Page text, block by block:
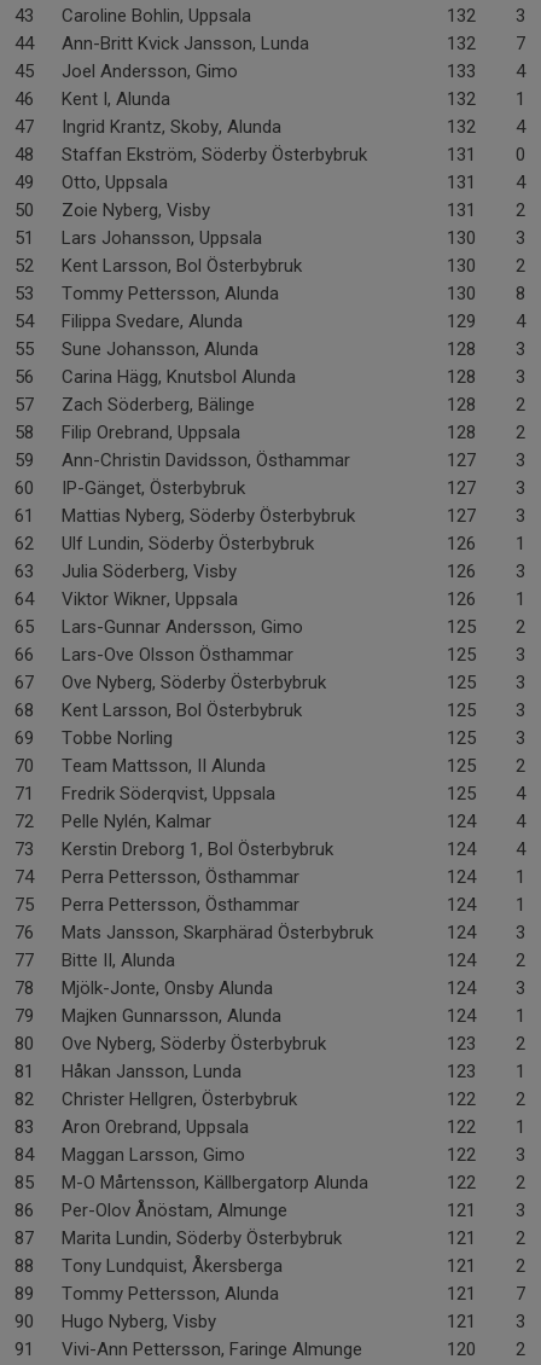
43
Caroline Bohlin, Uppsala 132
3-2
44
Ann-Britt Kvick Jansson, Lunda 132
7-0
45
Joel Andersson, Gimo 133
4-0
46
Kent I, Alunda 132
1-1
47
Ingrid Krantz, Skoby, Alunda 132
4-1
48
Staffan Ekström, Söderby Österbybruk 131
0-1
49
Otto, Uppsala 131
4-0
50
Zoie Nyberg, Visby 131
2-4
51
Lars Johansson, Uppsala 130
3-1
52
Kent Larsson, Bol Österbybruk 130
2-0
53
Tommy Pettersson, Alunda 130
8-1
54
Filippa Svedare, Alunda 129
4-0
55
Sune Johansson, Alunda 128
3-1
56
Carina Hägg, Knutsbol Alunda 128
3-1
57
Zach Söderberg, Bälinge 128
2-1
58
Filip Orebrand, Uppsala 128
2-1
59
Ann-Christin Davidsson, Östhammar 127
3-0
60
IP-Gänget, Österbybruk 127
3-1
61
Mattias Nyberg, Söderby Österbybruk 127
3-2
62
Ulf Lundin, Söderby Österbybruk 126
1-0
63
Julia Söderberg, Visby 126
3-1
64
Viktor Wikner, Uppsala 126
1-2
65
Lars-Gunnar Andersson, Gimo 125
2-2
66
Lars-Ove Olsson Östhammar 125
3-1
67
Ove Nyberg, Söderby Österbybruk 125
3-3
68
Kent Larsson, Bol Österbybruk 125
3-0
69
Tobbe Norling 125
3-1
70
Team Mattsson, II Alunda 125
2-2
71
Fredrik Söderqvist, Uppsala 125
4-1
72
Pelle Nylén, Kalmar 124
4-2
73
Kerstin Dreborg 1, Bol Österbybruk 124
4-1
74
Perra Pettersson, Östhammar 124
1-3
75
Perra Pettersson, Östhammar 124
1-3
76
Mats Jansson, Skarphärad Österbybruk 124
3-1
77
Bitte II, Alunda 124
2-0
78
Mjölk-Jonte, Onsby Alunda 124
3-0
79
Majken Gunnarsson, Alunda 124
1-1
80
Ove Nyberg, Söderby Österbybruk 123
2-3
81
Håkan Jansson, Lunda 123
1-3
82
Christer Hellgren, Österbybruk 122
2-0
83
Aron Orebrand, Uppsala 122
1-2
84
Maggan Larsson, Gimo 122
3-1
85
M-O Mårtensson, Källbergatorp Alunda 122
2-0
86
Per-Olov Ånöstam, Almunge 121
3-1
87
Marita Lundin, Söderby Österbybruk 121
2-0
88
Tony Lundquist, Åkersberga 121
2-0
89
Tommy Pettersson, Alunda 121
7-2
90
Hugo Nyberg, Visby 121
3-1
91
Vivi-Ann Pettersson, Faringe Almunge 120
2-1